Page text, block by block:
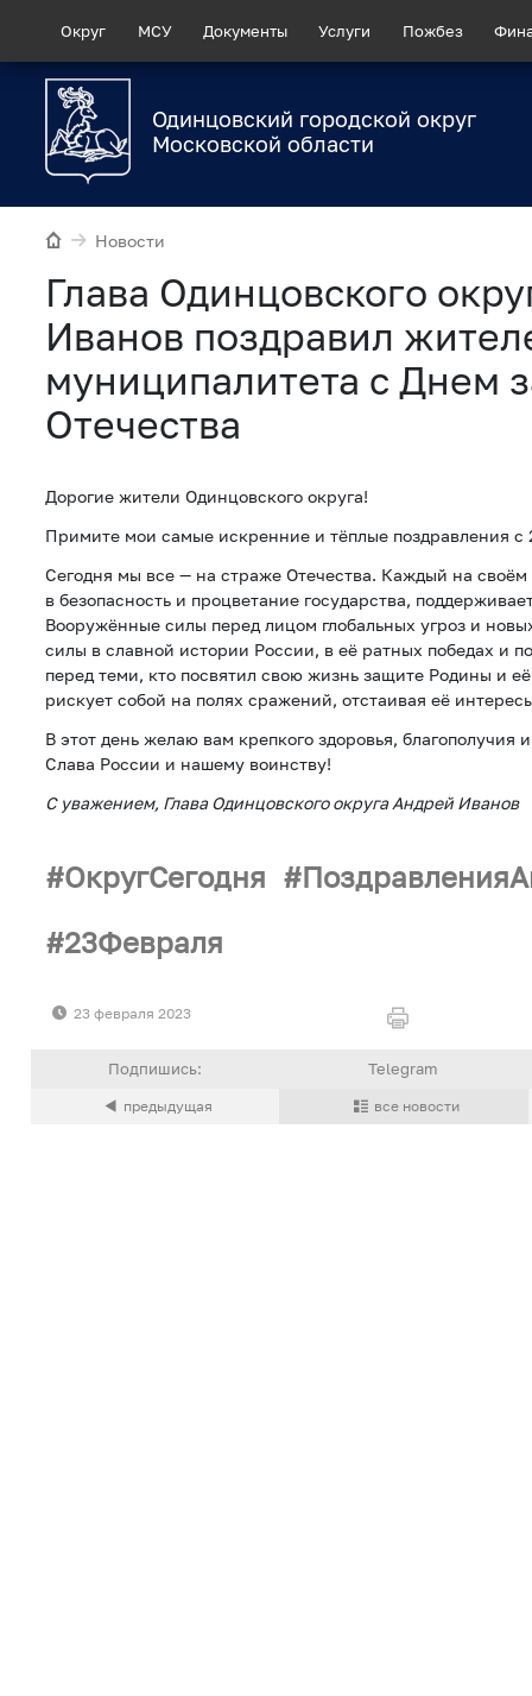
Округ МСУ Документы Услуги Пожбез
Одинцовский городской округ
Московской области
Новости
Глава Одинцовского
Иванов поздравил
муниципалитета с Днем
Отечества
Дорогие жители Одинцовского округа!
Примите мои самые искренние и тёплые поздравления с
Сегодня мы все — на страже Отечества. Каждый на своём
в безопасность и процветание государства,
Вооружённые силы перед лицом глобальных угроз и
силы в славной истории России, в её ратных победах и
перед теми, кто посвятил свою жизнь защите Родины и
рискует собой на полях сражений, отстаивая её
В этот день желаю вам крепкого здоровья, благополучия
Слава России и нашему воинству!
С уважением, Глава Одинцовского округа Андрей Иванов
ОкругСегодня
23Февраля
23 февраля 2023